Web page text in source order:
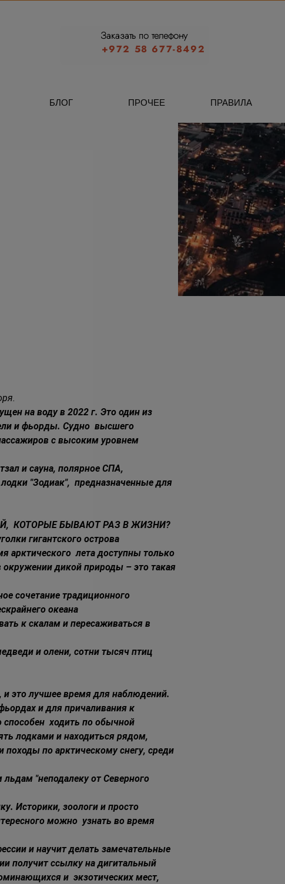
+972 58 677-8492
Заказать по телефону
БЛОГ ПРОЧЕЕ ПРАВИЛА
на воду в 2022 г. Это один из
и фьорды. Судно  высшего
с высоким уровнем
и сауна, полярное СПА,
"Зодиак",  предназначенные для
КОТОРЫЕ БЫВАЮТ РАЗ В ЖИЗНИ?
гигантского острова
арктического  лета доступны только
дикой природы – это такая
сочетание традиционного
океана
к скалам и пересаживаться в
и олени, сотни тысяч птиц
это лучшее время для наблюдений.
и для причаливания к
ходить по обычной
лодками и находиться рядом,
по арктическому снегу, среди
"неподалеку от Северного
Историки, зоологи и просто
можно  узнать во время
и научит делать замечательные
получит ссылку на дигитальный
и  экзотических мест,